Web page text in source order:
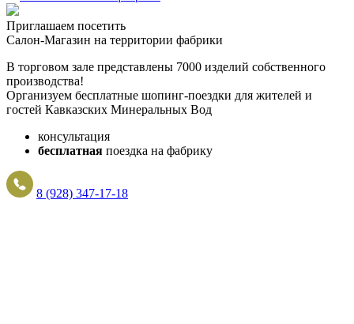
Приглашаем посетить
Салон-Магазин на территории фабрики
В торговом зале представлены 7000 изделий собственного
производства!
Организуем бесплатные шопинг-поездки для жителей и
гостей Кавказских Минеральных Вод
консультация
бесплатная поездка на фабрику
8 (928) 347-17-18